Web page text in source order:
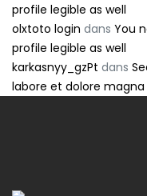
profile legible as well
olxtoto login dans You
profile legible as well
karkasnyy_gzPt dans
labore et dolore magna